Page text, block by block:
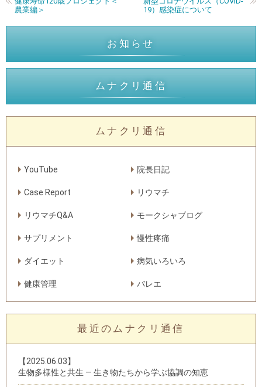
農業編＞
19）感染症について
お知らせ
ムナクリ通信
ムナクリ通信
YouTube 院長日記
Case Report リウマチ
リウマチQ&A モークシャブログ
サプリメント 慢性疼痛
ダイエット 病気いろいろ
健康管理 バレエ
最近のムナクリ通信
【2025.06.03】
生物多様性と共生 — 生き物たちから学ぶ協調の知恵